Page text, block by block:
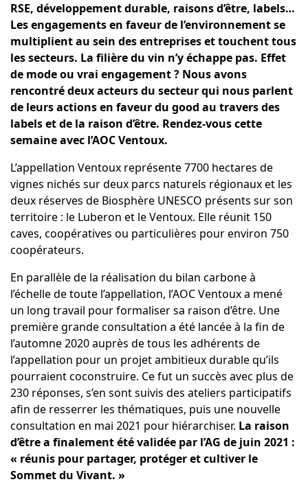
RSE, développement durable, raisons d’être, labels…
Les engagements en faveur de l’environnement se
multiplient au sein des entreprises et touchent tous
les secteurs. La filière du vin n’y échappe pas. Effet
de mode ou vrai engagement ? Nous avons
rencontré deux acteurs du secteur qui nous parlent
de leurs actions en faveur du good au travers des
labels et de la raison d’être. Rendez-vous cette
semaine avec l’AOC Ventoux.
L’appellation Ventoux représente 7700 hectares de
vignes nichés sur deux parcs naturels régionaux et les
deux réserves de Biosphère UNESCO présents sur son
territoire : le Luberon et le Ventoux. Elle réunit 150
caves, coopératives ou particulières pour environ 750
coopérateurs.
En parallèle de la réalisation du bilan carbone à
l’échelle de toute l’appellation, l’AOC Ventoux a mené
un long travail pour formaliser sa raison d’être. Une
première grande consultation a été lancée à la fin de
l’automne 2020 auprès de tous les adhérents de
l’appellation pour un projet ambitieux durable qu’ils
pourraient coconstruire. Ce fut un succès avec plus de
230 réponses, s’en sont suivis des ateliers participatifs
afin de resserrer les thématiques, puis une nouvelle
consultation en mai 2021 pour hiérarchiser. La raison
d’être a finalement été validée par l’AG de juin 2021 :
« réunis pour partager, protéger et cultiver le
Sommet du Vivant. »